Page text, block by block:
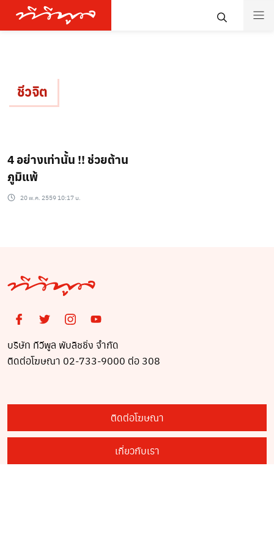
ชีวจิต
4 อย่างเท่านั้น !! ช่วยต้าน
ภูมิแพ้
20 พ.ค. 2559 10:17 น.
บริษัท ทีวีพูล พับลิชชิ่ง จำกัด
ติดต่อโฆษณา 02-733-9000 ต่อ 308
ติดต่อโฆษณา
เกี่ยวกับเรา